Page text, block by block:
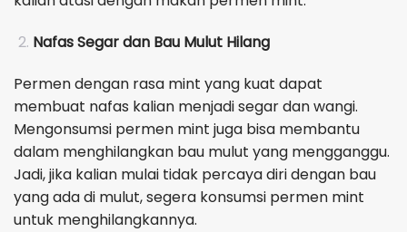
Nafas Segar dan Bau Mulut Hilang
Permen dengan rasa mint yang kuat dapat
membuat nafas kalian menjadi segar dan wangi.
Mengonsumsi permen mint juga bisa membantu
dalam menghilangkan bau mulut yang mengganggu.
Jadi, jika kalian mulai tidak percaya diri dengan bau
yang ada di mulut, segera konsumsi permen mint
untuk menghilangkannya.